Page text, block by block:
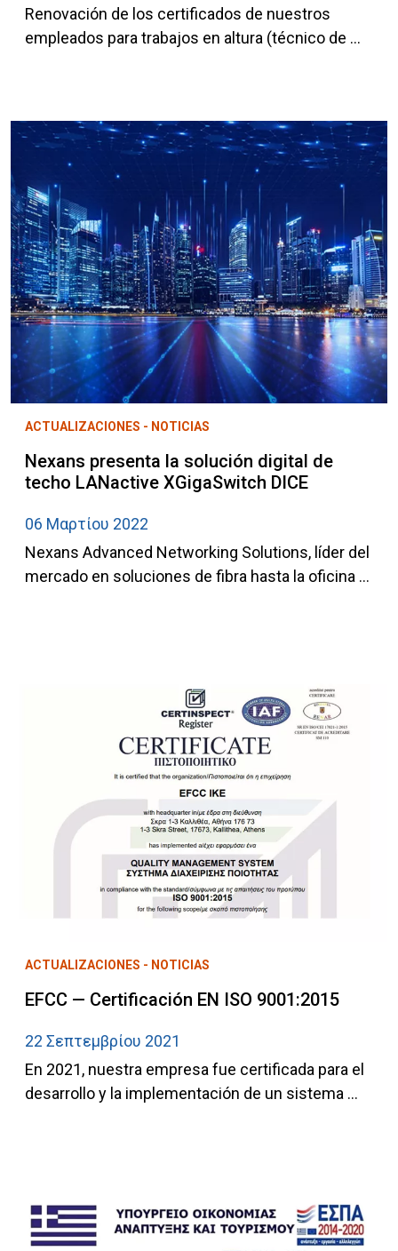
Renovación de los certificados de nuestros
empleados para trabajos en altura (técnico de ...
ACTUALIZACIONES - NOTICIAS
Nexans presenta la solución digital de
techo LANactive XGigaSwitch DICE
06 Μαρτίου 2022
Nexans Advanced Networking Solutions, líder del
mercado en soluciones de fibra hasta la oficina ...
ACTUALIZACIONES - NOTICIAS
EFCC — Certificación EN ISO 9001:2015
22 Σεπτεμβρίου 2021
En 2021, nuestra empresa fue certificada para el
desarrollo y la implementación de un sistema ...